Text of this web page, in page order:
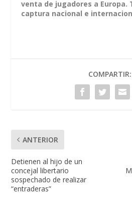
venta de jugadores a Europa.
captura nacional e
COMPARTIR:
ANTERIOR
Detienen al hijo de un
concejal libertario
sospechado de realizar
“entraderas”